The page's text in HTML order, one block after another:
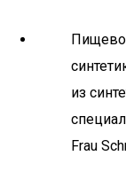
из
Frau